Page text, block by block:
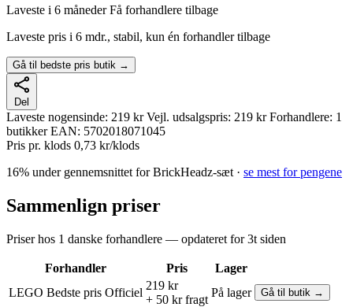
Laveste i 6 måneder Få forhandlere tilbage
Laveste pris i 6 mdr., stabil, kun én forhandler tilbage
Gå til bedste pris butik →
Del
Laveste nogensinde: 219 kr Vejl. udsalgspris: 219 kr Forhandlere: 1
butikker EAN: 5702018071045
Pris pr. klods 0,73 kr/klods
16% under gennemsnittet for BrickHeadz-sæt · se mest for pengene
Sammenlign priser
Priser hos 1 danske forhandlere — opdateret for 3t siden
Forhandler Pris
Lager
LEGO Bedste pris Officiel
219 kr
+ 50 kr fragt
På lager Gå til butik →